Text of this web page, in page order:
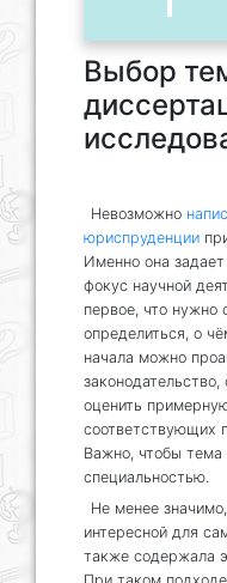
Выбор
Невозможно
юриспруденции
Именно она
фокус научной
первое, что нужно
определиться, о
начала можно
оценить
соответствующих
Важно, чтобы тема
специальностью.
Не менее
интересной для
также содержала